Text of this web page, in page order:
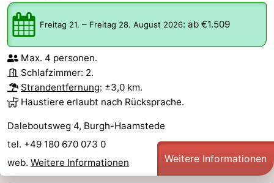
Freitag 21. – Freitag 28. August 2026: ab €1.509
Max. 4 personen.
Schlafzimmer: 2.
Strandentfernung: ±3,0 km.
Haustiere erlaubt nach Rücksprache.
Daleboutsweg 4, Burgh-Haamstede
tel. +49 180 670 073 0
web. Weitere Informationen Weitere Informationen